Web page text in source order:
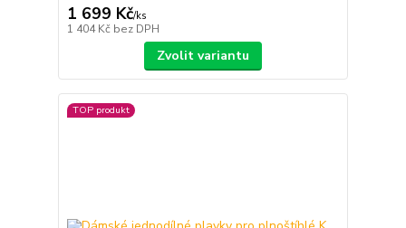
1 699 Kč/ks
1 404 Kč bez DPH
Zvolit variantu
TOP produkt